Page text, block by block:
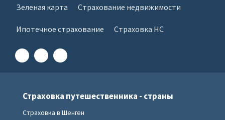
Зеленая карта Страхование недвижимости
Ипотечное страхование Страховка НС
Страховка путешественника - страны
Страховка в Шенген